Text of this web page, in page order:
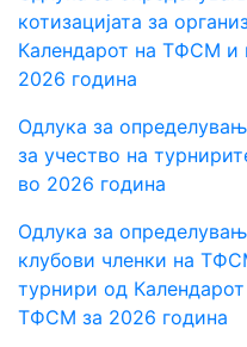
котизацијата за
Календарот на ТФСМ и
2026 година
Одлука за
за учество на
во 2026 година
Одлука за
клубови членки на
турнири од
ТФСМ за 2026 година